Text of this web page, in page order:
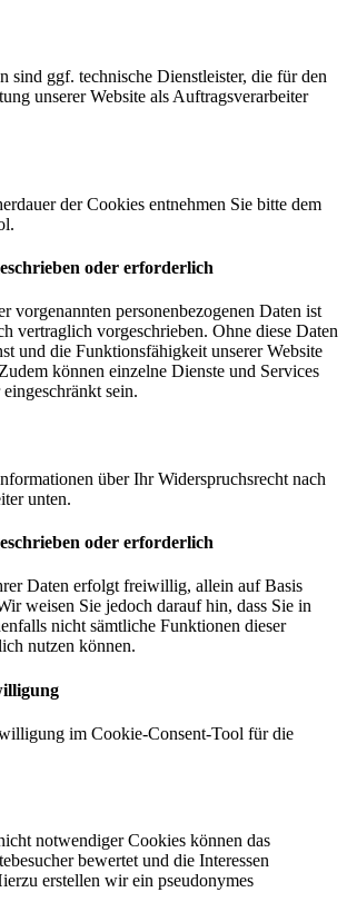
sind ggf. technische Dienstleister, die für den
unserer Website als Auftragsverarbeiter
der Cookies entnehmen Sie bitte dem
oder erforderlich
vorgenannten personenbezogenen Daten ist
vertraglich vorgeschrieben. Ohne diese Daten
und die Funktionsfähigkeit unserer Website
können einzelne Dienste und Services
sein.
über Ihr Widerspruchsrecht nach
unten.
oder erforderlich
Daten erfolgt freiwillig, allein auf Basis
weisen Sie jedoch darauf hin, dass Sie in
nicht sämtliche Funktionen dieser
nutzen können.
im Cookie-Consent-Tool für die
notwendiger Cookies können das
bewertet und die Interessen
erstellen wir ein pseudonymes